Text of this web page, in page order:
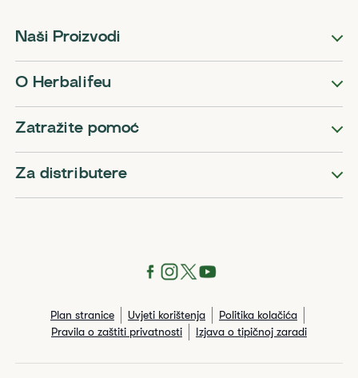
Naši Proizvodi
O Herbalifeu
Zatražite pomoć
Za distributere
Plan stranice Uvjeti korištenja
Politika kolačića
Pravila o zaštiti privatnosti
Izjava o tipičnoj zaradi